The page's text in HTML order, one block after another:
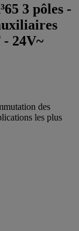
3 pôles -
- 24V~
des
les plus